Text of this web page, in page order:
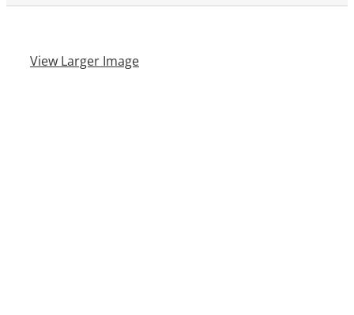
View Larger Image